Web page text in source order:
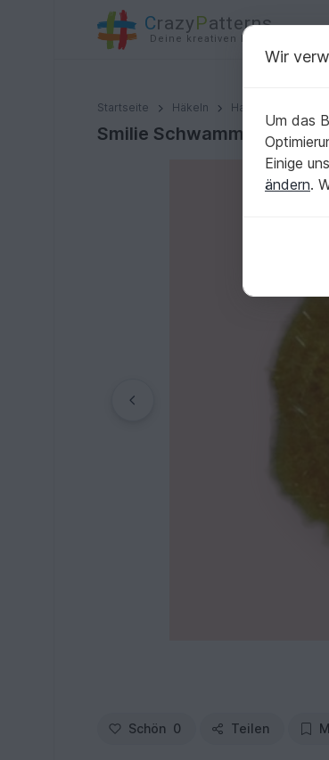
CrazyPatterns
Deine kreativen Ideen
Startseite Häkeln Haus & Deko
Smilie Schwamm Häkelanleitung
Smilie Schwamm
Schön 0 Teilen
Wir
Um das
Einige
ändern.